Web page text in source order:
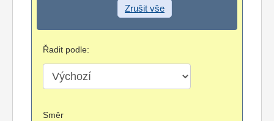
Zrušit vše
Řadit podle:
Směr